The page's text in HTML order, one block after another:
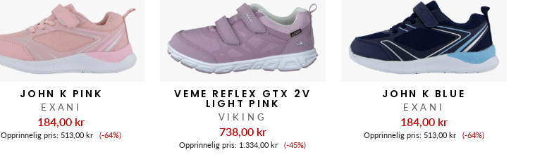
JOHN K PINK
EXANI
184,00 kr
Opprinnelig pris: 513,00 kr Salgspris
(-64%)
VEME REFLEX GTX 2V
LIGHT PINK
VIKING
738,00 kr
Opprinnelig pris: 1.334,00 kr Salgspris
(-45%)
JOHN K BLUE
EXANI
184,00 kr
Opprinnelig pris: 513,00 kr Salgspris
(-64%)